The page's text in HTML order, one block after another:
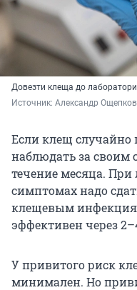
Довезти клеща до
Источник: Александр Ощепков
Если клещ случайно
наблюдать за своим
течение месяца.
симптомах надо
клещевым
эффективен через
У привитого риск
минимален. Но